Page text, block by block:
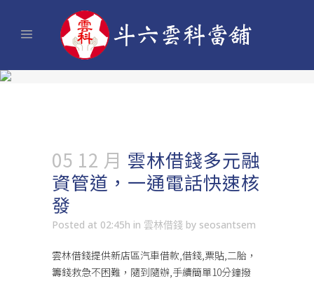
05 12 月 雲林借錢多元融
資管道，一通電話快速核
發
Posted at 02:45h in 雲林借錢 by seosantsem
雲林借錢提供新店區汽車借款,借錢,票貼,二胎，
籌錢救急不困難，隨到隨辦,手續簡單10分鐘撥